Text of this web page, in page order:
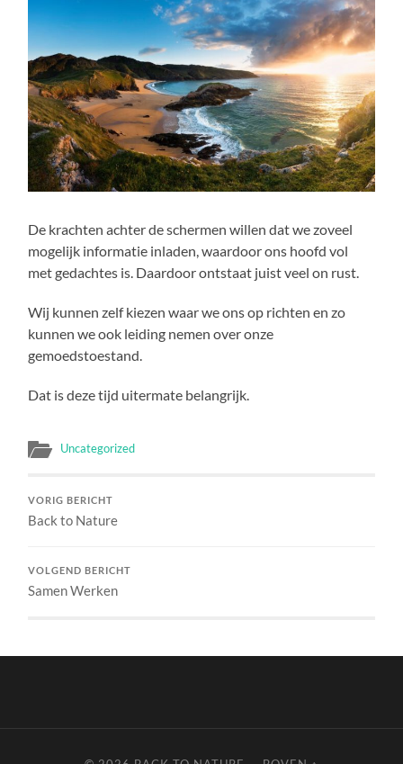
De krachten achter de schermen willen dat we zoveel
mogelijk informatie inladen, waardoor ons hoofd vol
met gedachtes is. Daardoor ontstaat juist veel on rust.
Wij kunnen zelf kiezen waar we ons op richten en zo
kunnen we ook leiding nemen over onze
gemoedstoestand.
Dat is deze tijd uitermate belangrijk.
Uncategorized
VORIG BERICHT
Back to Nature
VOLGEND BERICHT
Samen Werken